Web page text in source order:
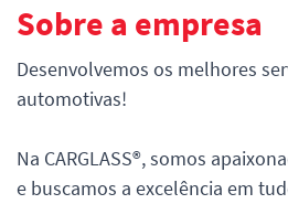
Sobre a empresa
Desenvolvemos os melhores
automotivas!
Na CARGLASS®, somos
e buscamos a excelência em